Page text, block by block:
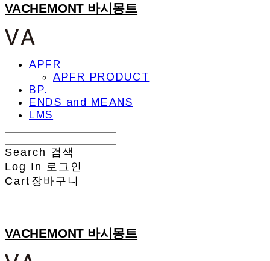
VACHEMONT 바시몽트
APFR
APFR PRODUCT
BP.
ENDS and MEANS
LMS
Search 검색
Log In 로그인
Cart 장바구니
VACHEMONT 바시몽트